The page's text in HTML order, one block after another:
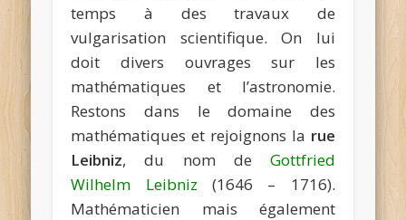
temps à des travaux de
vulgarisation scientifique. On lui
doit divers ouvrages sur les
mathématiques et l’astronomie.
Restons dans le domaine des
mathématiques et rejoignons la rue
Leibniz, du nom de Gottfried
Wilhelm Leibniz (1646 – 1716).
Mathématicien mais également